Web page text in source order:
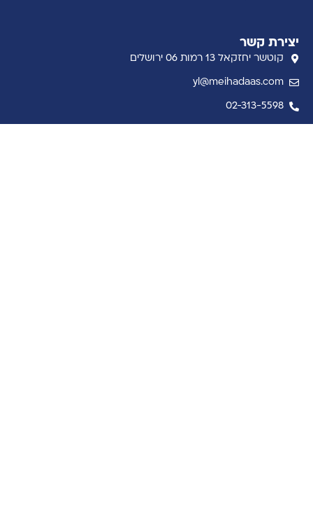
יצירת קשר
קוטשר יחזקאל 13 רמות 06 ירושלים
yl@meihadaas.com
02-313-5598